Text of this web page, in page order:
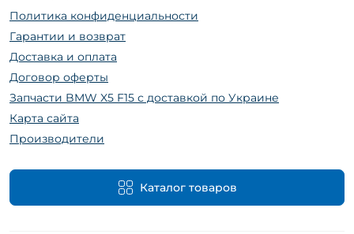
Политика конфиденциальности
Гарантии и возврат
Доставка и оплата
Договор оферты
Запчасти BMW X5 F15 с доставкой по Украине
Карта сайта
Производители
Каталог товаров